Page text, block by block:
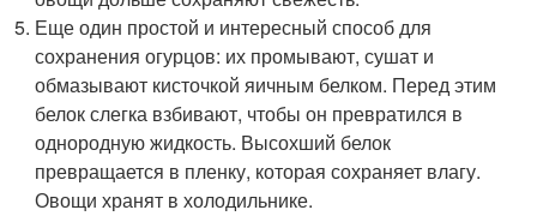
Еще один простой и интересный способ для
сохранения огурцов: их промывают, сушат и
обмазывают кисточкой яичным белком. Перед этим
белок слегка взбивают, чтобы он превратился в
однородную жидкость. Высохший белок
превращается в пленку, которая сохраняет влагу.
Овощи хранят в холодильнике.